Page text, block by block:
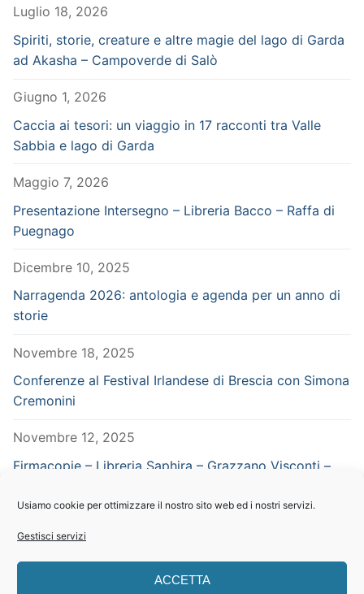
Usiamo cookie per ottimizzare il nostro sito web ed i nostri servizi.
Gestisci servizi
ACCETTA
Luglio 18, 2026
Spiriti, storie, creature e altre magie del lago di Garda
ad Akasha – Campoverde di Salò
Giugno 1, 2026
Caccia ai tesori: un viaggio in 17 racconti tra Valle
Sabbia e lago di Garda
Maggio 7, 2026
Presentazione Intersegno – Libreria Bacco – Raffa di
Puegnago
Dicembre 10, 2025
Narragenda 2026: antologia e agenda per un anno di
storie
Novembre 18, 2025
Conferenze al Festival Irlandese di Brescia con Simona
Cremonini
Novembre 12, 2025
Firmacopie – Libreria Saphira – Grazzano Visconti –
CERCA NEL SITO